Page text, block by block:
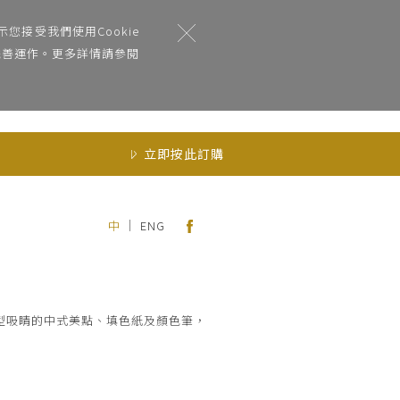
您接受我們使用Cookie
運作。更多詳情請參閱
立即按此訂購
中 ｜ ENG
睛的中式美點、填色紙及顏色筆，